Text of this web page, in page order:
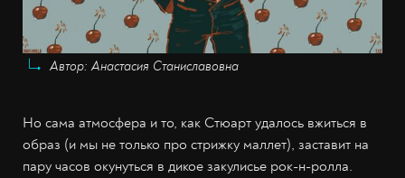
Автор: Анастасия Станиславовна
Но сама атмосфера и то, как Стюарт удалось вжиться в
образ (и мы не только про стрижку маллет), заставит на
пару часов окунуться в дикое закулисье рок-н-ролла.